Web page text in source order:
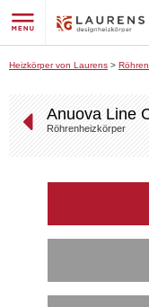
Heizkörper von Laurens >
Anuova Line
Röhrenheizkörper